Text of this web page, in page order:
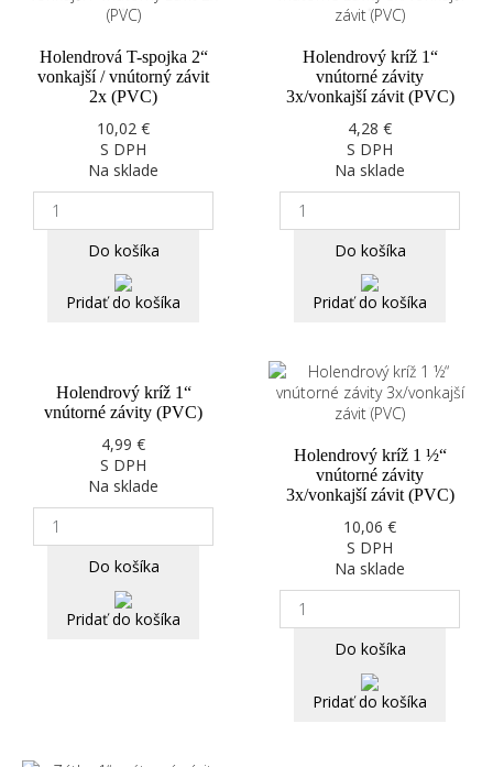
Holendrová T-spojka 2“
vonkajší / vnútorný závit
2x (PVC)
10,02 €
S DPH
Na sklade
Do košíka
Pridať do košíka
Holendrový kríž 1“
vnútorné závity
3x/vonkajší závit (PVC)
4,28 €
S DPH
Na sklade
Do košíka
Pridať do košíka
Holendrový kríž 1“
vnútorné závity (PVC)
4,99 €
S DPH
Na sklade
Do košíka
Pridať do košíka
Holendrový kríž 1 ½“
vnútorné závity
3x/vonkajší závit (PVC)
10,06 €
S DPH
Na sklade
Do košíka
Pridať do košíka